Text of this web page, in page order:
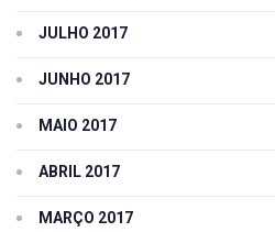
JULHO 2017
JUNHO 2017
MAIO 2017
ABRIL 2017
MARÇO 2017